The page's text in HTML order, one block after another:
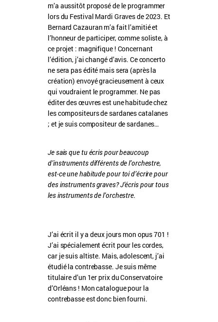
m’a aussitôt proposé de le programmer
lors du Festival Mardi Graves de 2023. Et
Bernard Cazauran m’a fait l’amitié et
l’honneur de participer, comme soliste, à
ce projet : magnifique ! Concernant
l’édition, j’ai changé d’avis. Ce concerto
ne sera pas édité mais sera (après la
création) envoyé gracieusement à ceux
qui voudraient le programmer. Ne pas
éditer des œuvres est une habitude chez
les compositeurs de sardanes catalanes
; et je suis compositeur de sardanes…
Je sais que tu écris pour beaucoup
d’instruments différents de l’orchestre,
est-ce une habitude pour toi d’écrire pour
des instruments graves? J’écris pour tous
les instruments de l’orchestre.
J’ai écrit il y a deux jours mon opus 701 !
J’ai spécialement écrit pour les cordes,
car je suis altiste. Mais, adolescent, j’ai
étudié la contrebasse. Je suis même
titulaire d’un 1er prix du Conservatoire
d’Orléans ! Mon catalogue pour la
contrebasse est donc bien fourni.